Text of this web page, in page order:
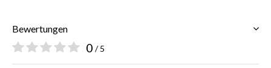
Bewertungen
0 / 5